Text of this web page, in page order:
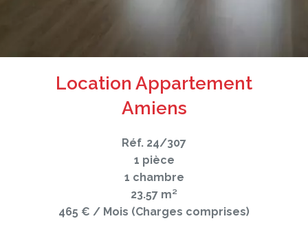
Location Appartement
Amiens
Réf. 24/307
1 pièce
1 chambre
23.57 m²
465 € / Mois (Charges comprises)